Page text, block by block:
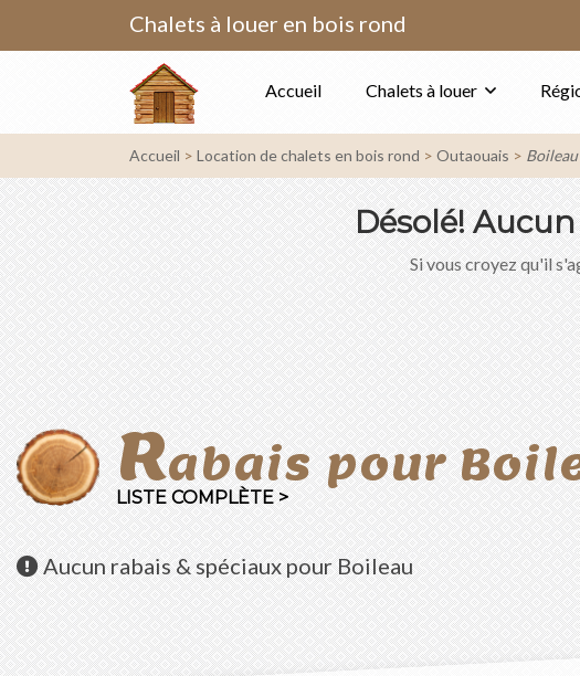
Chalets à louer en bois rond
Accueil Chalets à louer
Accueil Location de chalets en bois rond Outaouais Boileau
Désolé!Aucun
Si vous croyez qu'il
Rabais pour
LISTE COMPLÈTE >
Aucunrabais & spéciaux pour Boileau